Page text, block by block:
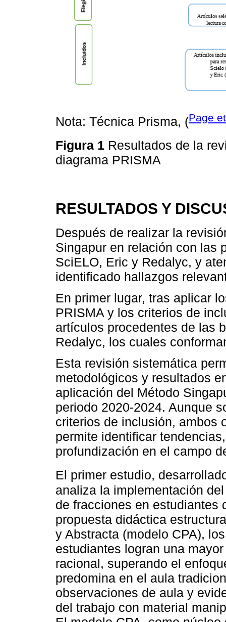
Nota: Técnica Prisma, (Page
Figura 1 Resultados de la
diagrama PRISMA
RESULTADOS Y
Después de realizar la
Singapur en relación con las
SciELO, Eric y Redalyc, y
identificado hallazgos
En primer lugar, tras aplicar
PRISMA y los criterios de
artículos procedentes de las
Redalyc, los cuales
Esta revisión sistemática
metodológicos y resultados
aplicación del Método
periodo 2020-2024. Aunque
criterios de inclusión, ambos
permite identificar
profundización en el campo
El primer estudio,
analiza la implementación
de fracciones en estudiantes
propuesta didáctica
y Abstracta (modelo CPA),
estudiantes logran una
racional, superando el
predomina en el aula
observaciones de aula y
del trabajo con material